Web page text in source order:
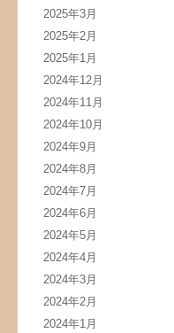
2025年3月
2025年2月
2025年1月
2024年12月
2024年11月
2024年10月
2024年9月
2024年8月
2024年7月
2024年6月
2024年5月
2024年4月
2024年3月
2024年2月
2024年1月